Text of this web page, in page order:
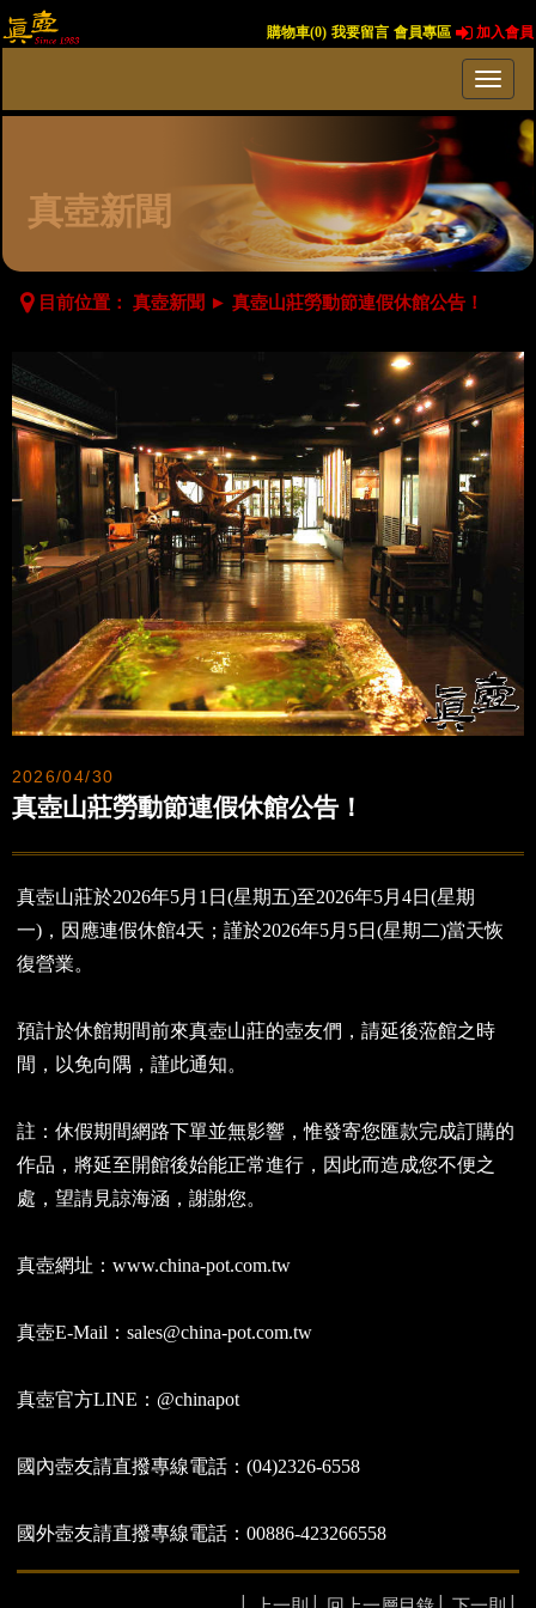
購物車(0) 我要留言 會員專區 加入會員
真壺新聞
目前位置：真壺新聞 ►真壺山莊勞動節連假休館公告！
2026/04/30
真壺山莊勞動節連假休館公告！
真壺山莊於2026年5月1日(星期五)至2026年5月4日(星期
一)，因應連假休館4天；謹於2026年5月5日(星期二)當天恢
復營業。
預計於休館期間前來真壺山莊的壺友們，請延後蒞館之時
間，以免向隅，謹此通知。
註：休假期間網路下單並無影響，惟發寄您匯款完成訂購的
作品，將延至開館後始能正常進行，因此而造成您不便之
處，望請見諒海涵，謝謝您。
真壺網址：www.china-pot.com.tw
真壺E-Mail：sales@china-pot.com.tw
真壺官方LINE：@chinapot
國內壺友請直撥專線電話：(04)2326-6558
國外壺友請直撥專線電話：00886-423266558